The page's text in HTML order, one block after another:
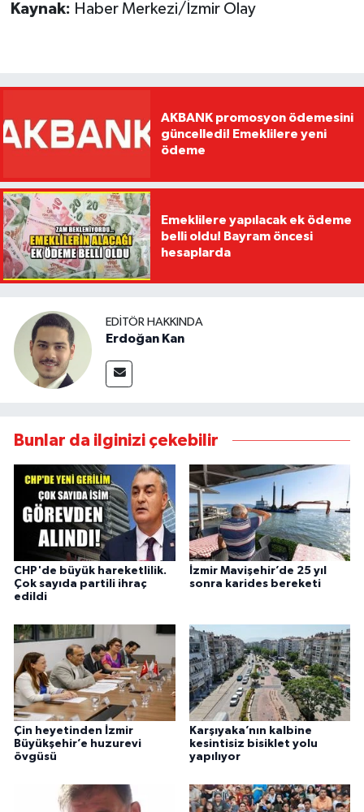
Kaynak: Haber Merkezi/İzmir Olay
AKBANK promosyon ödemesini
güncelledi! Emeklilere yeni
ödeme
Emeklilere yapılacak ek ödeme
belli oldu! Bayram öncesi
hesaplarda
EDITÖR HAKKINDA
Erdoğan Kan
Bunlar da ilginizi çekebilir
CHP'de büyük hareketlilik.
Çok sayıda partili ihraç
edildi
İzmir Mavişehir’de 25 yıl
sonra karides bereketi
Çin heyetinden İzmir
Büyükşehir’e huzurevi
övgüsü
Karşıyaka’nın kalbine
kesintisiz bisiklet yolu
yapılıyor